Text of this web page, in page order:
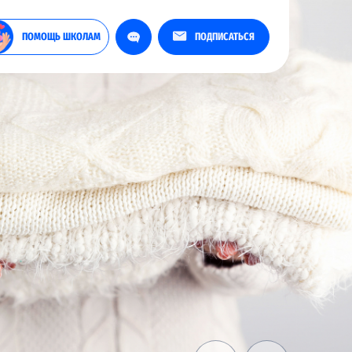
ПОМОЩЬ ШКОЛАМ ПОДПИСАТЬСЯ